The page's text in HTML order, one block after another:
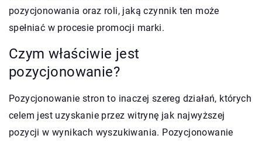
pozycjonowania oraz roli, jaką czynnik ten może
spełniać w procesie promocji marki.
Czym właściwie jest
pozycjonowanie?
Pozycjonowanie stron to inaczej szereg działań, których
celem jest uzyskanie przez witrynę jak najwyższej
pozycji w wynikach wyszukiwania. Pozycjonowanie